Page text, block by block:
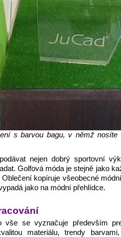
s barvou bagu, v němž nosíte
nejen dobrý sportovní
Golfová móda je stejně jako
kopíruje všeobecné
jako na módní přehlídce.
vše se vyznačuje především
materiálu, trendy